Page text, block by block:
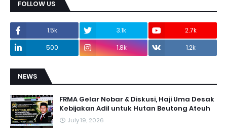
FOLLOW US
1.5k 3.1k
2.7k
500
1.8k 1.2k
NEWS
FRMA Gelar Nobar & Diskusi, Haji Uma Desak
Kebijakan Adil untuk Hutan Beutong Ateuh
July 19, 2026